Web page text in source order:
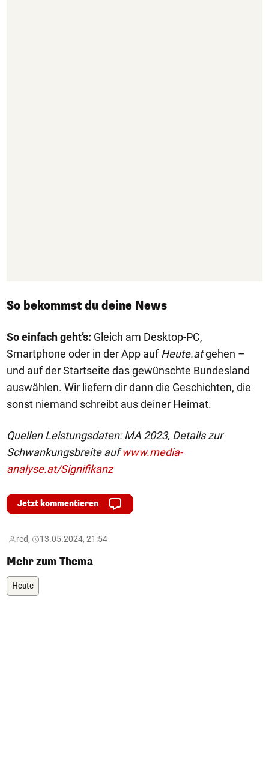
So bekommst du deine News
So einfach geht’s: Gleich am Desktop-PC,
Smartphone oder in der App aufHeute.atgehen –
und auf der Startseite das gewünschte Bundesland
auswählen. Wir liefern dir dann die Geschichten, die
sonst niemand schreibt aus deiner Heimat.
Quellen Leistungsdaten: MA 2023, Details zur
Schwankungsbreite aufwww.media-
analyse.at/Signifikanz
Jetzt kommentieren
red, 13.05.2024, 21:54
Mehr zum Thema
Heute